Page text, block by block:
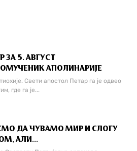
ЗА 5. АВГУСТ
АПОЛИНАРИЈЕ
Свети апостол Петар га је одвео
где га је...
ДА ЧУВАМО МИР И СЛОГУ
АЛИ...